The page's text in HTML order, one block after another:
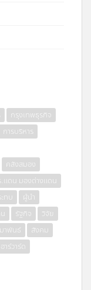
กรุงเทพธุรกิจ
การบริหาร
คลังสมอง
แดน มองต่างแดน
ทบ
ผู้นำ
รัฐกิจ
วิจัย
าพันธ์
สังคม
ฮาร์วาร์ด